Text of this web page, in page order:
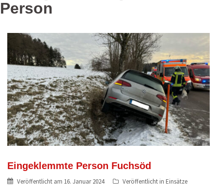
Person
Eingeklemmte Person Fuchsöd
Veröffentlicht am 16. Januar 2024 Veröffentlicht in Einsätze